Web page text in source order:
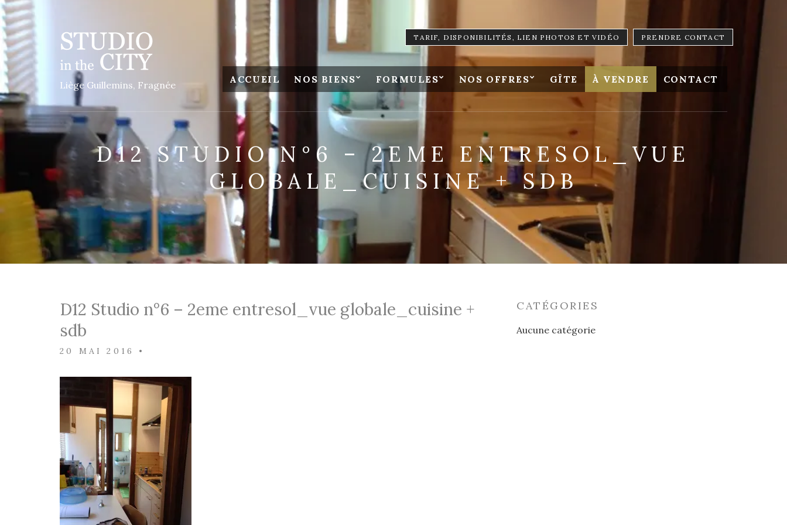
TARIF, DISPONIBILITÉS, LIEN PHOTOS ET VIDÉO PRENDRE CONTACT
Liège Guillemins, Fragnée ACCUEIL NOS BIENS FORMULES NOS OFFRES GÎTE À VENDRE CONTACT
D12 STUDIO N°6 – 2EME ENTRESOL_VUE
GLOBALE_CUISINE + SDB
D12 Studio n°6 – 2eme entresol_vue globale_cuisine +
sdb
20 MAI 2016 •
CATÉGORIES
Aucune catégorie